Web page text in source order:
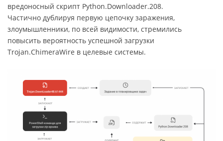
вредоносный скрипт Python.Downloader.208.
Частично дублируя первую цепочку заражения,
злоумышленники, по всей видимости, стремились
повысить вероятность успешной загрузки
Trojan.ChimeraWire в целевые системы.